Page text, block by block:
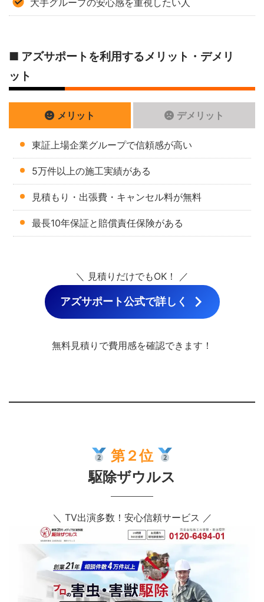
■ アズサポートを利用するメリット・デメリ
ット
メリット デメリット
東証上場企業グループで信頼感が高い
5万件以上の施工実績がある
見積もり・出張費・キャンセル料が無料
最長10年保証と賠償責任保険がある
＼ 見積りだけでもOK！ ／
アズサポート公式で詳しく
無料見積りで費用感を確認できます！
第２位
駆除ザウルス
＼ TV出演多数！安心信頼サービス ／